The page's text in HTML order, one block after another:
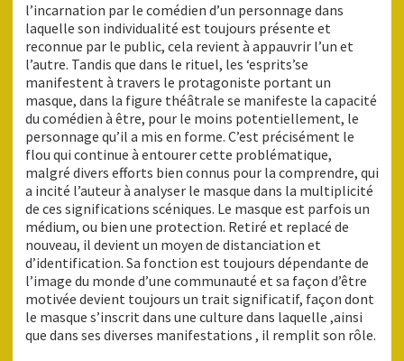
l’incarnation par le comédien d’un personnage dans
laquelle son individualité est toujours présente et
reconnue par le public, cela revient à appauvrir l’un et
l’autre. Tandis que dans le rituel, les ‘esprits’se
manifestent à travers le protagoniste portant un
masque, dans la figure théâtrale se manifeste la capacité
du comédien à être, pour le moins potentiellement, le
personnage qu’il a mis en forme. C’est précisément le
flou qui continue à entourer cette problématique,
malgré divers efforts bien connus pour la comprendre, qui
a incité l’auteur à analyser le masque dans la multiplicité
de ces significations scéniques. Le masque est parfois un
médium, ou bien une protection. Retiré et replacé de
nouveau, il devient un moyen de distanciation et
d’identification. Sa fonction est toujours dépendante de
l’image du monde d’une communauté et sa façon d’être
motivée devient toujours un trait significatif, façon dont
le masque s’inscrit dans une culture dans laquelle ,ainsi
que dans ses diverses manifestations , il remplit son rôle.